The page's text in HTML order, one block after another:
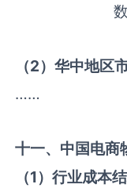
（2）华中地区
……
十一、中国电商
（1）行业成本